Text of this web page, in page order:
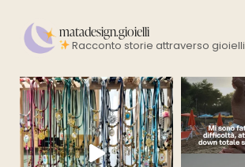
matadesign.gioielli
Racconto storie attraverso gioielli